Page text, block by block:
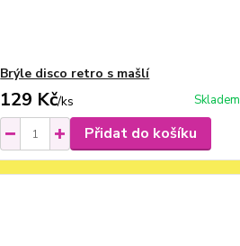
Brýle disco retro s mašlí
129 Kč/ks Skladem
Přidat do košíku